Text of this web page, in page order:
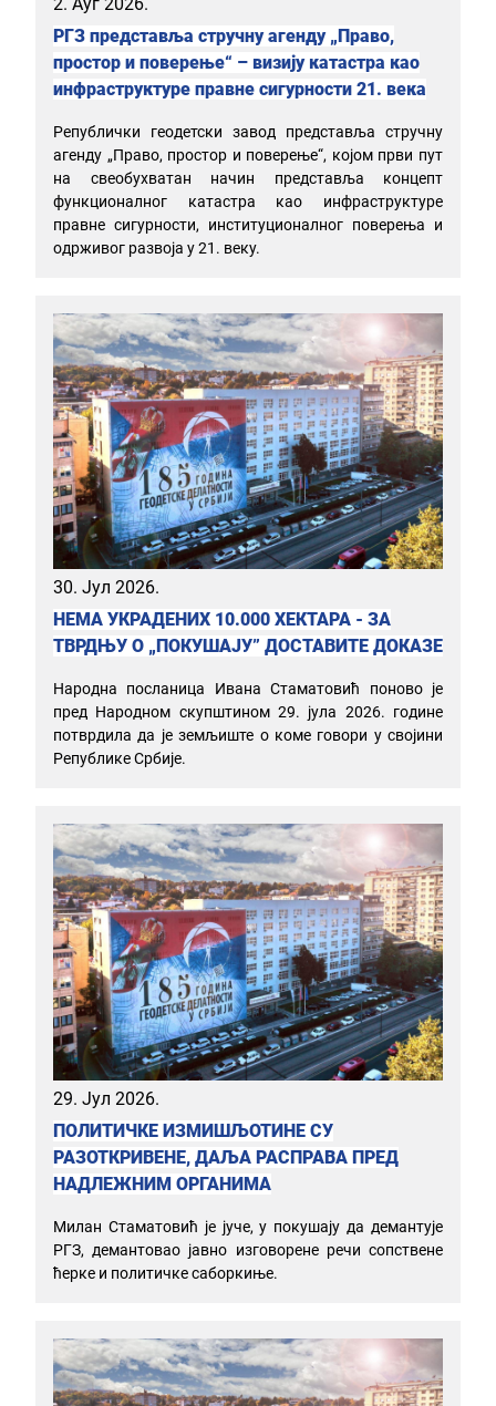
РГЗ представља стручну агенду „Право,
простор и поверење“ – визију катастра као
инфраструктуре правне сигурности 21. века
Републички геодетски завод представља стручну
агенду „Право, простор и поверење“, којом први пут
на свеобухватан начин представља концепт
функционалног катастра као инфраструктуре
правне сигурности, институционалног поверења и
одрживог развоја у 21. веку.
30. Јул 2026.
НЕМА УКРАДЕНИХ 10.000 ХЕКТАРА - ЗА
ТВРДЊУ О „ПОКУШАЈУ” ДОСТАВИТЕ ДОКАЗЕ
Народна посланица Ивана Стаматовић поново је
пред Народном скупштином 29. јула 2026. године
потврдила да је земљиште о коме говори у својини
Републике Србије.
29. Јул 2026.
ПОЛИТИЧКЕ ИЗМИШЉОТИНЕ СУ
РАЗОТКРИВЕНЕ, ДАЉА РАСПРАВА ПРЕД
НАДЛЕЖНИМ ОРГАНИМА
Милан Стаматовић је јуче, у покушају да демантује
РГЗ, демантовао јавно изговорене речи сопствене
ћерке и политичке саборкиње.